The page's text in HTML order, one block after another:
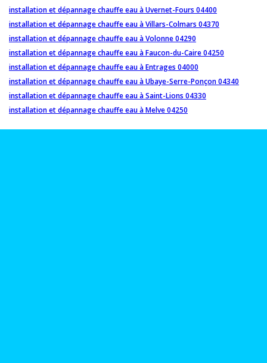
installation et dépannage chauffe eau à Uvernet-Fours 04400
installation et dépannage chauffe eau à Villars-Colmars 04370
installation et dépannage chauffe eau à Volonne 04290
installation et dépannage chauffe eau à Faucon-du-Caire 04250
installation et dépannage chauffe eau à Entrages 04000
installation et dépannage chauffe eau à Ubaye-Serre-Ponçon 04340
installation et dépannage chauffe eau à Saint-Lions 04330
installation et dépannage chauffe eau à Melve 04250